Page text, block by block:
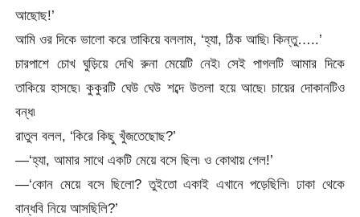
আছোছ!’
আমি ওর দিকে ভালো করে তাকিয়ে বললাম, ‘হ্যা, ঠিক আছি৷ কিন্তু…..’
চারপাশে চোখ ঘুড়িয়ে দেখি রুনা মেয়েটি নেই৷ সেই পাগলটি আমার দিকে
তাকিয়ে হাসছে৷ কুকুরটি ঘেউ ঘেউ শব্দে উতলা হয়ে আছে৷ চায়ের দোকানটিও
বন্ধ৷
রাতুল বলল, ‘কিরে কিছু খুঁজতেছোছ?’
—‘হ্যা, আমার সাথে একটি মেয়ে বসে ছিল৷ ও কোথায় গেল!’
—‘কোন মেয়ে বসে ছিলো? তুইতো একাই এখানে পড়েছিলি৷ ঢাকা থেকে
বান্ধবি নিয়ে আসছিলি?’